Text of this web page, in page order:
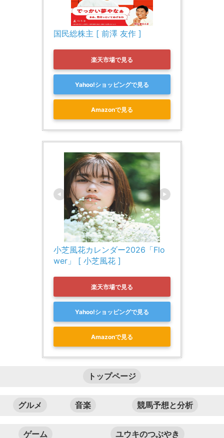
国民総株主 [ 前澤 友作 ]
楽天市場で見る
Yahoo!ショッピングで見る
Amazonで見る
小芝風花カレンダー2026「Flo
wer」 [ 小芝風花 ]
楽天市場で見る
Yahoo!ショッピングで見る
Amazonで見る
トップページ
グルメ 音楽 競馬予想と分析
ゲーム ユウキのつぶやき